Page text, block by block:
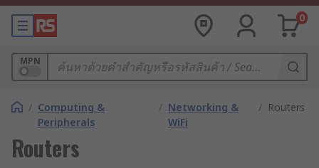
0
MPN
/ Computing &
Peripherals
/ Networking &
WiFi
/ Routers
Routers